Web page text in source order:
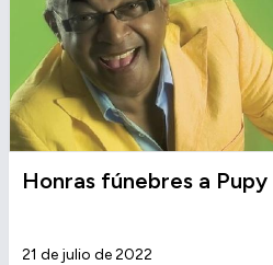
Honras fúnebres a
21 de julio de 2022